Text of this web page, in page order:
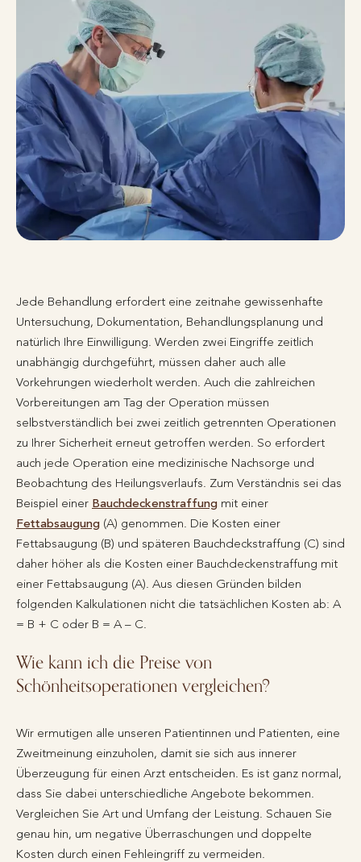
Jede Behandlung erfordert eine zeitnahe gewissenhafte
Untersuchung, Dokumentation, Behandlungsplanung und
natürlich Ihre Einwilligung. Werden zwei Eingriffe zeitlich
unabhängig durchgeführt, müssen daher auch alle
Vorkehrungen wiederholt werden. Auch die zahlreichen
Vorbereitungen am Tag der Operation müssen
selbstverständlich bei zwei zeitlich getrennten Operationen
zu Ihrer Sicherheit erneut getroffen werden. So erfordert
auch jede Operation eine medizinische Nachsorge und
Beobachtung des Heilungsverlaufs. Zum Verständnis sei das
Beispiel einer Bauchdeckenstraffung mit einer
Fettabsaugung (A) genommen. Die Kosten einer
Fettabsaugung (B) und späteren Bauchdeckstraffung (C) sind
daher höher als die Kosten einer Bauchdeckenstraffung mit
einer Fettabsaugung (A). Aus diesen Gründen bilden
folgenden Kalkulationen nicht die tatsächlichen Kosten ab: A
= B + C oder B = A – C.
Wie kann ich die Preise von
Schönheitsoperationen vergleichen?
Wir ermutigen alle unseren Patientinnen und Patienten, eine
Zweitmeinung einzuholen, damit sie sich aus innerer
Überzeugung für einen Arzt entscheiden. Es ist ganz normal,
dass Sie dabei unterschiedliche Angebote bekommen.
Vergleichen Sie Art und Umfang der Leistung. Schauen Sie
genau hin, um negative Überraschungen und doppelte
Kosten durch einen Fehleingriff zu vermeiden.